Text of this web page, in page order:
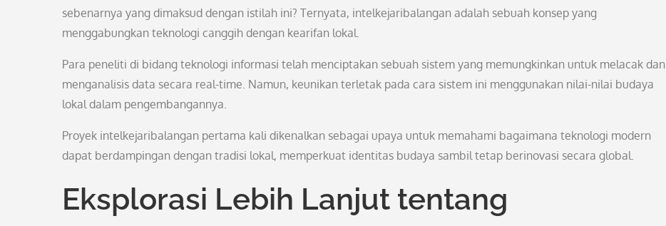
sebenarnya yang dimaksud dengan istilah ini? Ternyata, intelkejaribalangan adalah sebuah konsep yang
menggabungkan teknologi canggih dengan kearifan lokal.
Para peneliti di bidang teknologi informasi telah menciptakan sebuah sistem yang memungkinkan untuk melacak dan
menganalisis data secara real-time. Namun, keunikan terletak pada cara sistem ini menggunakan nilai-nilai budaya
lokal dalam pengembangannya.
Proyek intelkejaribalangan pertama kali dikenalkan sebagai upaya untuk memahami bagaimana teknologi modern
dapat berdampingan dengan tradisi lokal, memperkuat identitas budaya sambil tetap berinovasi secara global.
Eksplorasi Lebih Lanjut tentang